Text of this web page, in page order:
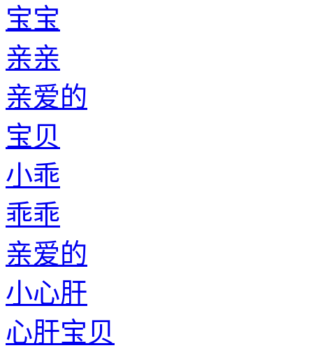
宝宝
亲亲
亲爱的
宝贝
小乖
乖乖
亲爱的
小心肝
心肝宝贝